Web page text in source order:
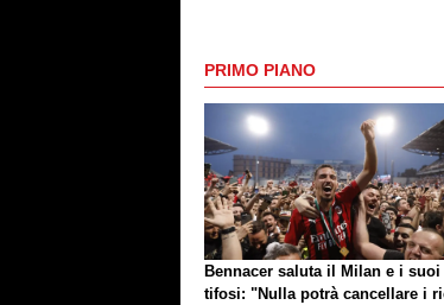
PRIMO PIANO
Bennacer saluta il Milan e i suoi
tifosi: "Nulla potrà cancellare i